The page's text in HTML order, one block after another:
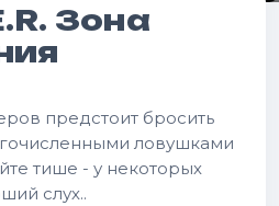
Зона
предстоит бросить
ловушками
тише - у некоторых
слух..